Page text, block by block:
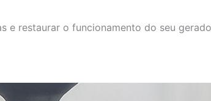
e restaurar o funcionamento do seu